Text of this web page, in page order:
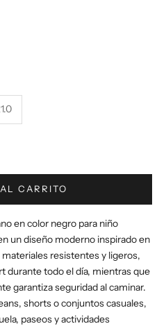
CARRITO
en color negro para niño
un diseño moderno inspirado en
materiales resistentes y ligeros,
durante todo el día, mientras que
garantiza seguridad al caminar.
shorts o conjuntos casuales,
paseos y actividades